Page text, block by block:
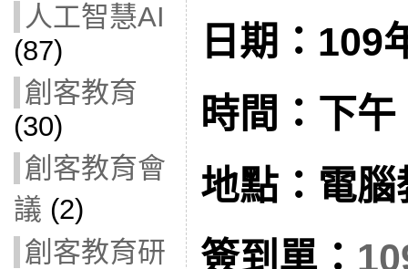
人工智慧AI
(87)
創客教育
(30)
創客教育會
議 (2)
創客教育研
日期：109
時間：下
地點：電腦
簽到單：